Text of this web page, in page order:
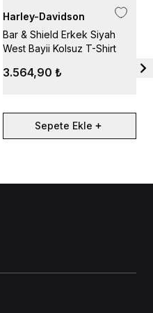
Harley-Davidson
Bar & Shield Erkek Siyah
West Bayii Kolsuz T-Shirt
3.564,90 ₺
Sepete Ekle